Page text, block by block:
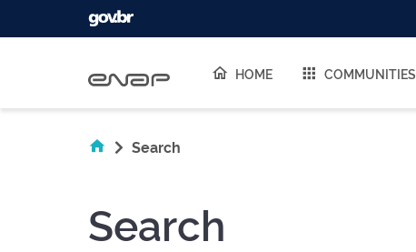
HOME COMMUNITIES
Search
Search